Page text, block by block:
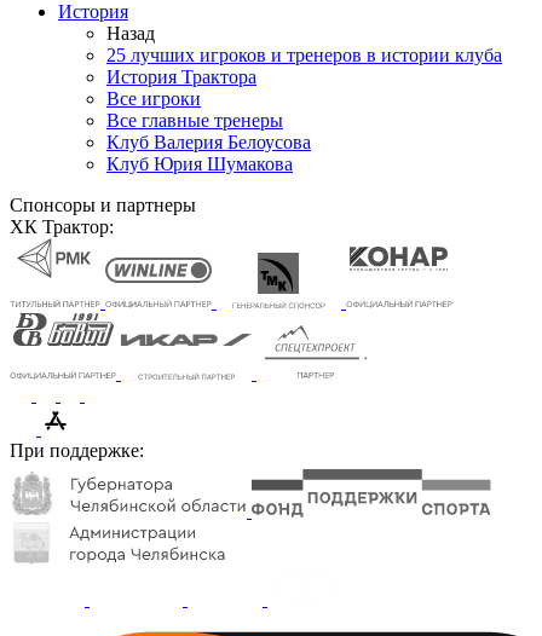
История
Назад
25 лучших игроков и тренеров в истории клуба
История Трактора
Все игроки
Все главные тренеры
Клуб Валерия Белоусова
Клуб Юрия Шумакова
Спонсоры и партнеры
ХК Трактор:
При поддержке: